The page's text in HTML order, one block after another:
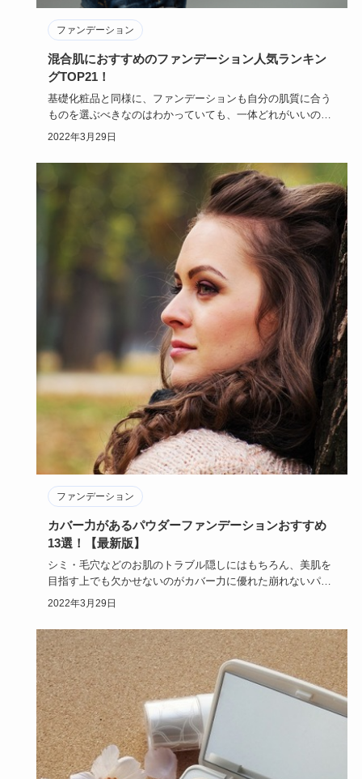
ファンデーション
混合肌におすすめのファンデーション人気ランキン
グTOP21！
基礎化粧品と同様に、ファンデーションも自分の肌質に合う
ものを選ぶべきなのはわかっていても、一体どれがいいのか
迷ってしまうも…
2022年3月29日
ファンデーション
カバー力があるパウダーファンデーションおすすめ
13選！【最新版】
シミ・毛穴などのお肌のトラブル隠しにはもちろん、美肌を
目指す上でも欠かせないのがカバー力に優れた崩れないパウ
ダーファンデー…
2022年3月29日